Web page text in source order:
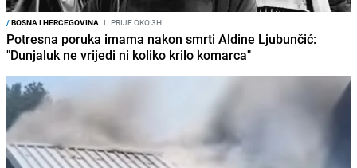
/BOSNA I HERCEGOVINA I PRIJE OKO 3H
Potresna poruka imama nakon smrti Aldine Ljubunčić:
"Dunjaluk ne vrijedi ni koliko krilo komarca"